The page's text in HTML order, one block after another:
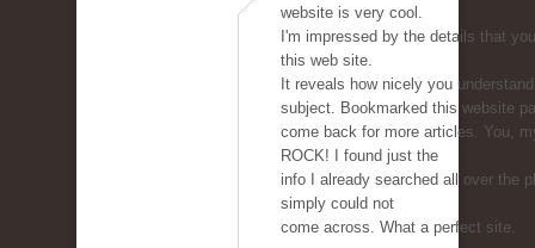
website is very cool.
I'm impressed by the details that
this web site.
It reveals how nicely you
subject. Bookmarked this website
come back for more articles. You,
ROCK! I found just the
info I already searched all over the
simply could not
come across. What a perfect site.